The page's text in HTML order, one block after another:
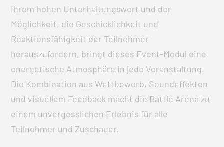
ihrem hohen Unterhaltungswert und der
Möglichkeit, die Geschicklichkeit und
Reaktionsfähigkeit der Teilnehmer
herauszufordern, bringt dieses Event-Modul eine
energetische Atmosphäre in jede Veranstaltung.
Die Kombination aus Wettbewerb, Soundeffekten
und visuellem Feedback macht die Battle Arena zu
einem unvergesslichen Erlebnis für alle
Teilnehmer und Zuschauer.